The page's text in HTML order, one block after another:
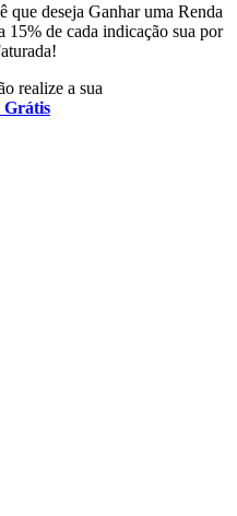
que deseja Ganhar uma Renda
15% de cada indicação sua por
realize a sua
Grátis